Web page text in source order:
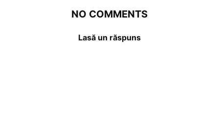
NO COMMENTS
Lasă un răspuns